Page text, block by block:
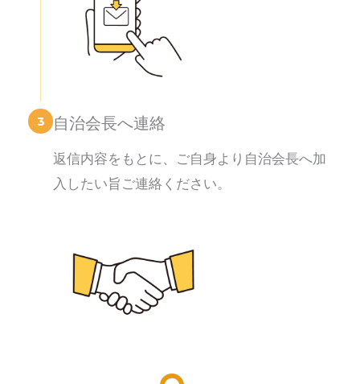
3 自治会長へ連絡
返信内容をもとに、ご自身より自治会長へ加
入したい旨ご連絡ください。